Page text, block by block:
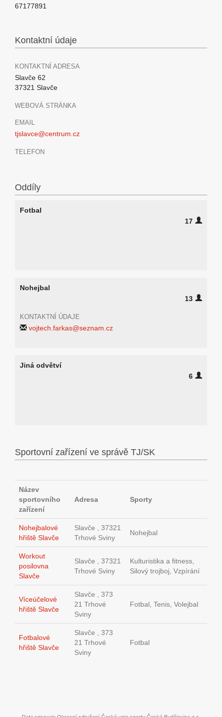
67177891
Kontaktní údaje
KONTAKTNÍ ADRESA
Slavče 62
37321 Slavče
WEBOVÁ STRÁNKA
EMAIL
tjslavce@centrum.cz
TELEFON
Oddíly
Fotbal
17
Nohejbal
13
KONTAKTNÍ ÚDAJE
vojtech.farkas@seznam.cz
Jiná odvětví
6
Sportovní zařízení ve správě TJ/SK
Název
sportovního
zařízení
Adresa Sporty
Nohejbalové
hřiště Slavče
Slavče , 37321
Trhové Sviny
Nohejbal
Workout
posilovna
Slavče
Slavče , 37321
Trhové Sviny
Kulturistika a fitness,
Silový trojboj, Vzpírání
Víceúčelové
hřiště Slavče
Slavče , 373
21 Trhové
Sviny
Fotbal, Tenis, Volejbal
Fotbalové
hřiště Slavče
Slavče , 373
21 Trhové
Sviny
Fotbal